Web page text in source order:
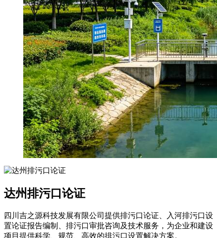
达州排污口论证
四川吉之源科技发展有限公司提供排污口论证、入河排污口设
置论证报告编制、排污口审批咨询及技术服务，为企业和建设
项目提供科学、规范、高效的排污口设置解决方案。